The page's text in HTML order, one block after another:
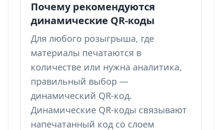
Почему рекомендуются
динамические QR-коды
Для любого розыгрыша, где
материалы печатаются в
количестве или нужна аналитика,
правильный выбор —
динамический QR-код.
Динамические QR-коды связывают
напечатанный код со слоем